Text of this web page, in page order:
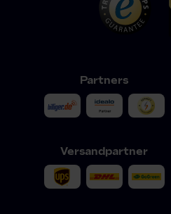
Partners
Versandpartner